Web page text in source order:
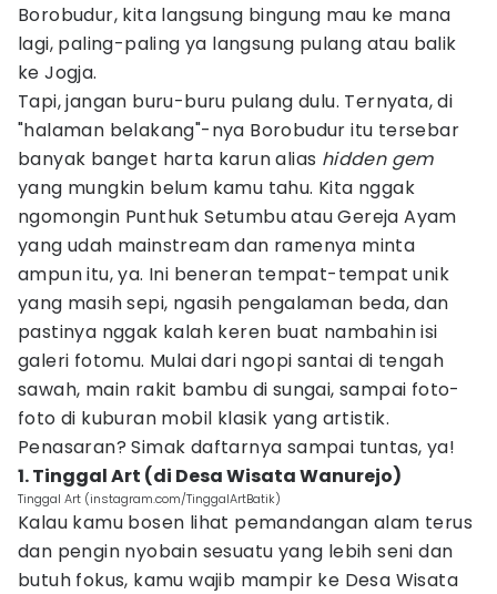
Borobudur, kita langsung bingung mau ke mana
lagi, paling-paling ya langsung pulang atau balik
ke Jogja.
Tapi, jangan buru-buru pulang dulu. Ternyata, di
"halaman belakang"-nya Borobudur itu tersebar
banyak banget harta karun alias hidden gem
yang mungkin belum kamu tahu. Kita nggak
ngomongin Punthuk Setumbu atau Gereja Ayam
yang udah mainstream dan ramenya minta
ampun itu, ya. Ini beneran tempat-tempat unik
yang masih sepi, ngasih pengalaman beda, dan
pastinya nggak kalah keren buat nambahin isi
galeri fotomu. Mulai dari ngopi santai di tengah
sawah, main rakit bambu di sungai, sampai foto-
foto di kuburan mobil klasik yang artistik.
Penasaran? Simak daftarnya sampai tuntas, ya!
1. Tinggal Art (di Desa Wisata Wanurejo)
Tinggal Art (instagram.com/TinggalArtBatik)
Kalau kamu bosen lihat pemandangan alam terus
dan pengin nyobain sesuatu yang lebih seni dan
butuh fokus, kamu wajib mampir ke Desa Wisata